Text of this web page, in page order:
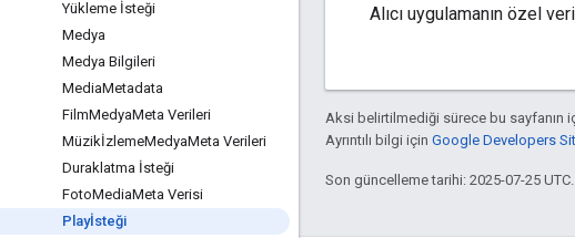
Yükleme İsteği
Medya
Medya Bilgileri
MediaMetadata
FilmMedyaMeta Verileri
MüzikİzlemeMedyaMeta Verileri
Duraklatma İsteği
FotoMediaMeta Verisi
Playİsteği
Alıcı uygulamanın özel
Aksi belirtilmediği sürece bu sayfanın
Ayrıntılı bilgi için Google Developers
Son güncelleme tarihi: 2025-07-25 UTC.